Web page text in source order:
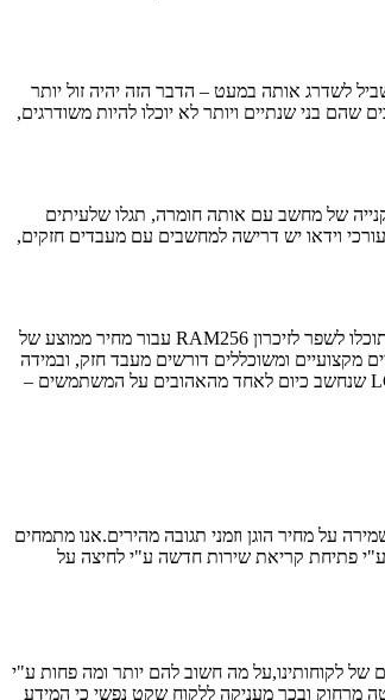
לשדרג אותה במעט – הדבר הזה יהיה זול יותר
בני שנתיים ויותר לא יוכלו להיות משודרגים,
של מחשב עם אותה חומרה, תגלו שלעיתים
וידאו יש דרישה למחשבים עם מעבדים חזקים,
במידה ובכל זאת בחרתם לשדרג, להלן מספר מחירים ממוצעים של שדרוג חומרה. שדרוג הזיכרון במחשב נשאר אחת הדרכים הכי אפקטיביות להאצה ולשיפור היכולת שלו, ותוכלו לשפר לזיכרון RAM256 עבור מחיר ממוצע של
שלו – דיסק של 40 ג’יגה יעלה לכם בממוצע 85 דולר, 120 ג’יגה עבור 140 דולר. כרטיסים גראפיים מקצועיים ומשוכללים דורשים מעבד חזק, ובמידה
ויש לכם כזה כרטיס טוב יעלה לכם בין 250 ל-400 דולר. כרטיס קול טוב עשוי לעלות בין 100 ל-300 דולר. אם אתם רוצים לראות סרטים על המחשב, תוכלו לשדרג למסךLCD שנחשב כיום לאחד מהאהובים על המשתמשים –
על מחיר הוגן וזמני תגובה מהירים.אנו מתמחים
טכנאי מחשבים לכל הצרכים הפרטיים והעסקיים כאחד בד בבד עם מכירת מחשבים ומתן שירות מקיף וכולל.נשמח לעמוד לרשותך בטלפון 072-2119600 או ע"י פתיחת קריאת שירות חדשה ע"י לחיצה על
לקוחותינו,על מה חשוב להם יותר ומה פחות ע"י
ובכך מעניקה ללקוח שקט נפשי כי המידע